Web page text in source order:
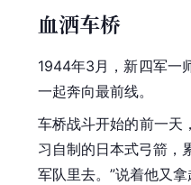
血洒车桥
1944年3月，新四军一
一起奔向最前线。
车桥战斗开始的前一天
习自制的日本式弓箭，
军队里去。”说着他又